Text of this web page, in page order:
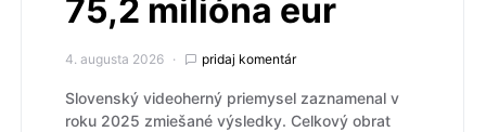
75,2 milióna eur
4. augusta 2026 pridaj komentár
Slovenský videoherný priemysel zaznamenal v
roku 2025 zmiešané výsledky. Celkový obrat